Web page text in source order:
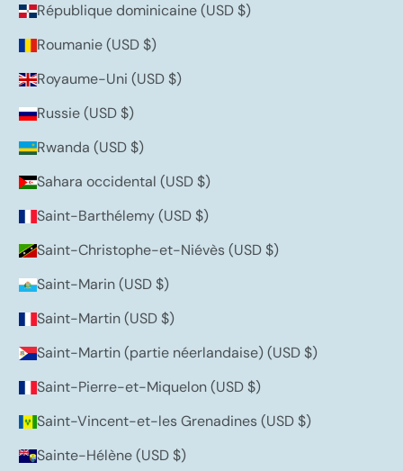
République dominicaine (USD $)
Roumanie (USD $)
Royaume-Uni (USD $)
Russie (USD $)
Rwanda (USD $)
Sahara occidental (USD $)
Saint-Barthélemy (USD $)
Saint-Christophe-et-Niévès (USD $)
Saint-Marin (USD $)
Saint-Martin (USD $)
Saint-Martin (partie néerlandaise) (USD $)
Saint-Pierre-et-Miquelon (USD $)
Saint-Vincent-et-les Grenadines (USD $)
Sainte-Hélène (USD $)